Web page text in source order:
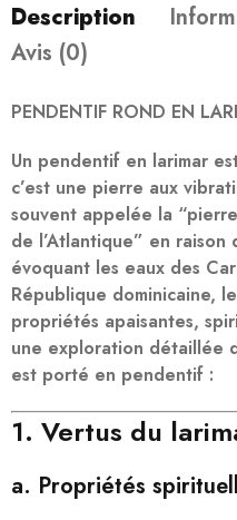
Description
Avis (0)
PENDENTIF ROND EN
Un pendentif en larimar
c’est une pierre aux
souvent appelée la
de l’Atlantique” en
évoquant les eaux des
République dominicaine,
propriétés apaisantes,
une exploration détaillée
est porté en pendentif :
1. Vertus du
a. Propriétés